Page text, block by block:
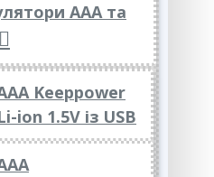
ААА та
Keeppower
ion 1.5V із USB